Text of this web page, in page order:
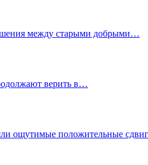
между старыми добрыми…
верить в…
ощутимые положительные